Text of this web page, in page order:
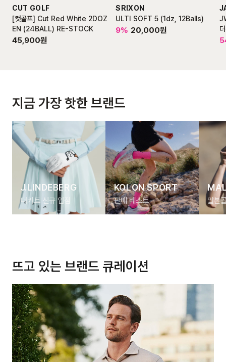
CUT GOLF
[컷골프] Cut Red White 2DOZ
EN (24BALL) RE-STOCK
45,900원
SRIXON
ULTI SOFT 5 (1dz, 12Balls)
9% 20,000원
지금 가장 핫한 브랜드
J.LINDEBERG
더카트 신규 입점
KOLON SPORT
판매 베스트 말본
뜨고 있는 브랜드 큐레이션